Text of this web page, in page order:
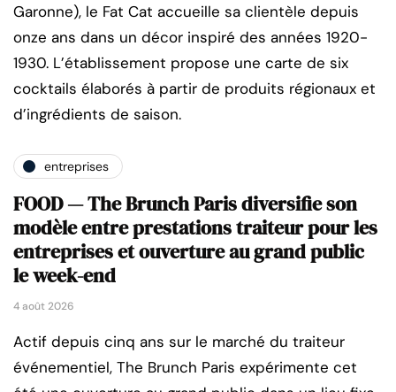
Garonne), le Fat Cat accueille sa clientèle depuis
onze ans dans un décor inspiré des années 1920-
1930. L’établissement propose une carte de six
cocktails élaborés à partir de produits régionaux et
d’ingrédients de saison.
entreprises
FOOD — The Brunch Paris diversifie son
modèle entre prestations traiteur pour les
entreprises et ouverture au grand public
le week-end
4 août 2026
Actif depuis cinq ans sur le marché du traiteur
événementiel, The Brunch Paris expérimente cet